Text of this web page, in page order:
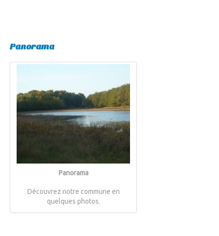
Panorama
Panorama
Découvrez notre commune en
quelques photos.